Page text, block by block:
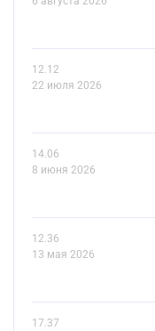
12.12
22 июля 2026
14.06
8 июня 2026
12.36
13 мая 2026
17.37